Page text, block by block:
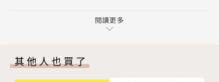
鞋底前側嚴重磨損的人，通常有骨盆前傾，邁出步伐的
的人或高齡者。
人類尚未完全適應直立兩足行走？
髖關節的「唇」好厲害
閱讀更多
其他人也買了